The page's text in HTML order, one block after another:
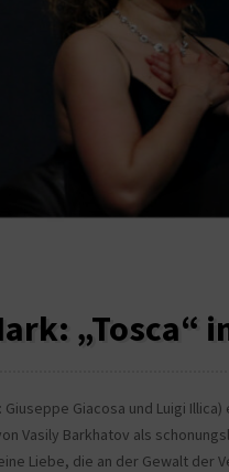
„Tosca“
Giacosa und Luigi
Vasily Barkhatov als
Liebe, die an der Gewalt der